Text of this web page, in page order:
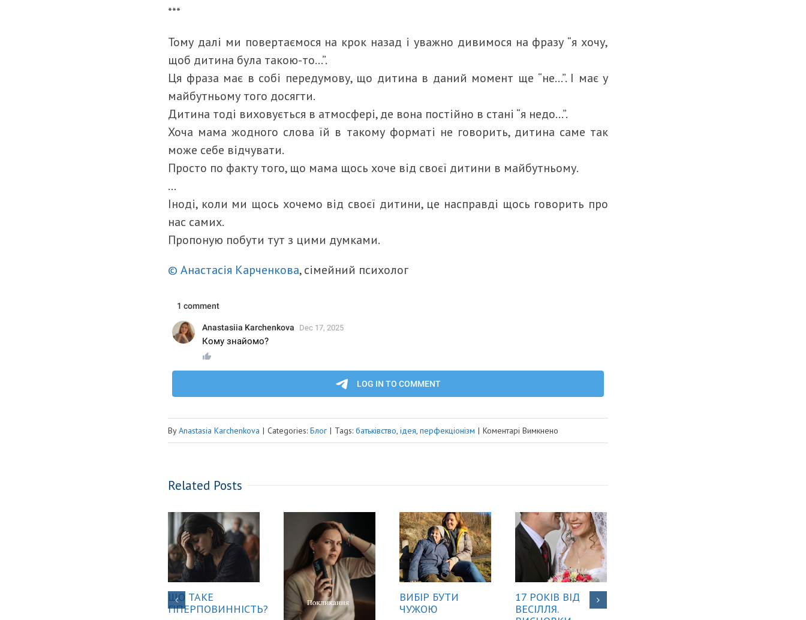
***
Тому далі ми повертаємося на крок назад і уважно дивимося на фразу “я хочу,
щоб дитина була такою-то…”.
Ця фраза має в собі передумову, що дитина в даний момент ще “не…”. І має у
майбутньому того досягти.
Дитина тоді виховується в атмосфері, де вона постійно в стані “я недо…”.
Хоча мама жодного слова їй в такому форматі не говорить, дитина саме так
може себе відчувати.
Просто по факту того, що мама щось хоче від своєї дитини в майбутньому.
…
Іноді, коли ми щось хочемо від своєї дитини, це насправді щось говорить про
нас самих.
Пропоную побути тут з цими думками.
© Анастасія Карченкова, сімейний психолог
ByAnastasia Karchenkova | Categories: Блог | Tags: батьківство, ідея, перфекціонізм | Коментарі Вимкнено
БУЛА
НАЙКРАЩА
Related Posts
ЩО ТАКЕ
ГІПЕРПОВИННІСТЬ?
ВИБІР БУТИ
ЧУЖОЮ
17 РОКІВ ВІД
ВЕСІЛЛЯ.